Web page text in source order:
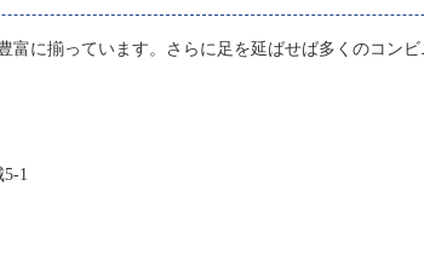
富に揃っています。さらに足を延ばせば多くのコンビ
1